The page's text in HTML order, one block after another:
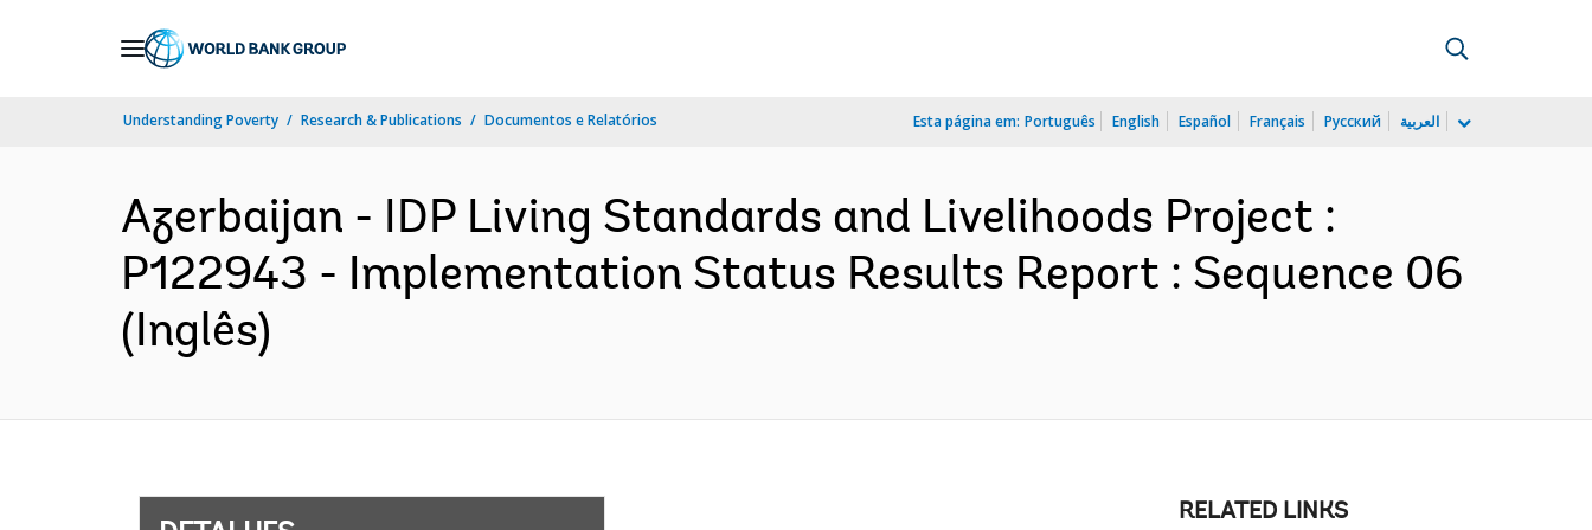
Understanding Poverty Research & Publications Documentos e Relatórios Esta página em: Português English Español Français Русский العربية
Azerbaijan - IDP Living Standards and Livelihoods Project :
P122943 - Implementation Status Results Report : Sequence 06
(Inglês)
RELATED LINKS